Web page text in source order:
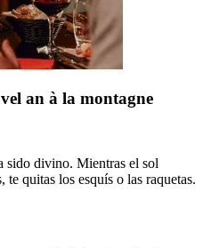
an à la montagne
sido divino. Mientras el sol
te quitas los esquís o las raquetas.